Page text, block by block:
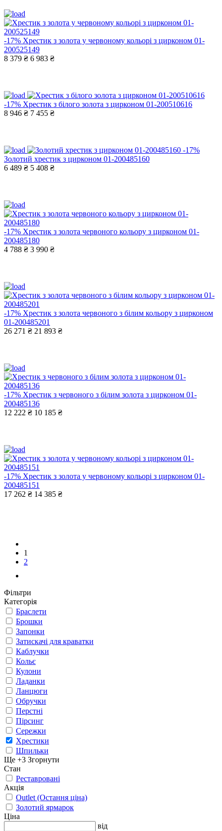
-17% Хрестик з золота у червоному кольорі з цирконом 01-
200525149
8 379 ₴ 6 983 ₴
-17% Хрестик з білого золота з цирконом 01-200510616
8 946 ₴ 7 455 ₴
-17%
Золотий хрестик з цирконом 01-200485160
6 489 ₴ 5 408 ₴
-17% Хрестик з золота червоного кольору з цирконом 01-
200485180
4 788 ₴ 3 990 ₴
-17% Хрестик з золота червоного з білим кольору з цирконом
01-200485201
26 271 ₴ 21 893 ₴
-17% Хрестик з червоного з білим золота з цирконом 01-
200485136
12 222 ₴ 10 185 ₴
-17% Хрестик з золота у червоному кольорі з цирконом 01-
200485151
17 262 ₴ 14 385 ₴
1
2
Фільтри
Категорія
Браслети
Брошки
Запонки
Затискачі для краватки
Каблучки
Кольє
Кулони
Ладанки
Ланцюги
Обручки
Перстні
Пірсинг
Сережки
Хрестики
Шпильки
Ще +3 Згорнути
Стан
Реставровані
Акція
Outlet (Остання ціна)
Золотий ярмарок
Ціна
від